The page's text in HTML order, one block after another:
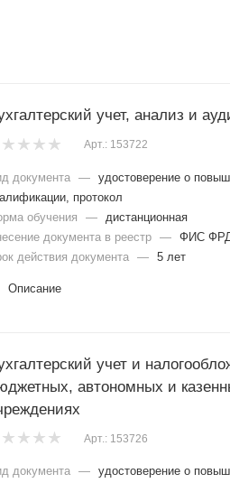
учет, анализ и
Арт.: 153722
документа — удостоверение о
протокол
обучения
—
дистанционная
документа в реестр — ФИС
действия документа — 5 лет
Описание
учет и
автономных и
Арт.: 153726
документа — удостоверение о